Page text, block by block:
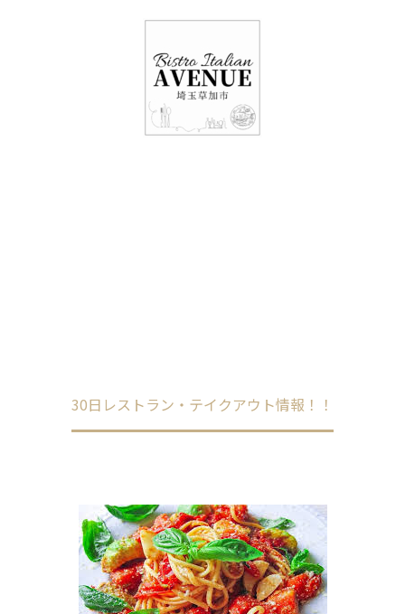
30日レストラン・テイクアウト情報！！